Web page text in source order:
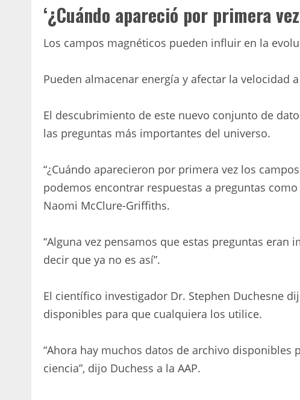
‘¿Cuándo apareció por primera
Los campos magnéticos pueden influir en la
Pueden almacenar energía y afectar la velocidad
El descubrimiento de este nuevo conjunto de
las preguntas más importantes del universo.
“¿Cuándo aparecieron por primera vez los
podemos encontrar respuestas a preguntas
Naomi McClure-Griffiths.
“Alguna vez pensamos que estas preguntas
decir que ya no es así”.
El científico investigador Dr. Stephen Duchesne
disponibles para que cualquiera los utilice.
“Ahora hay muchos datos de archivo disponibles
ciencia”, dijo Duchess a la AAP.